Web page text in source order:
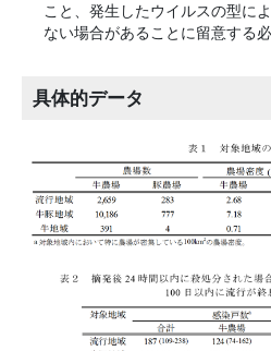
こと、発生したウイルスの型に
ない場合があることに留意する必
具体的データ